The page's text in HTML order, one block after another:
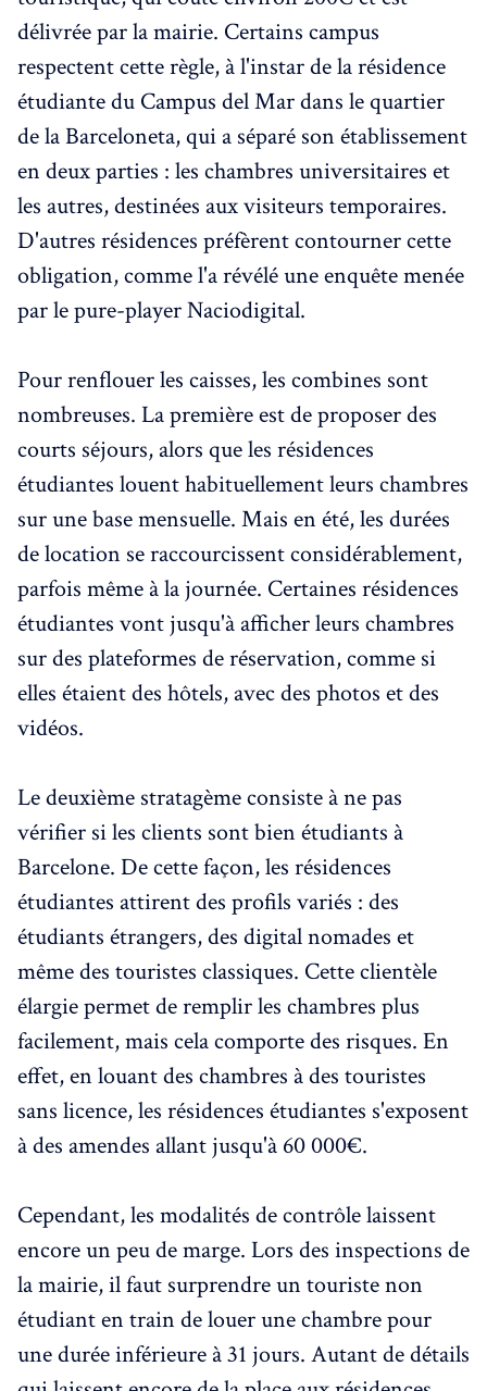
délivrée par la mairie. Certains campus
respectent cette règle, à l'instar de la résidence
étudiante du Campus del Mar dans le quartier
de la Barceloneta, qui a séparé son établissement
en deux parties : les chambres universitaires et
les autres, destinées aux visiteurs temporaires.
D'autres résidences préfèrent contourner cette
obligation, comme l'a révélé une enquête menée
par le pure-player Naciodigital.
Pour renflouer les caisses, les combines sont
nombreuses. La première est de proposer des
courts séjours, alors que les résidences
étudiantes louent habituellement leurs chambres
sur une base mensuelle. Mais en été, les durées
de location se raccourcissent considérablement,
parfois même à la journée. Certaines résidences
étudiantes vont jusqu'à afficher leurs chambres
sur des plateformes de réservation, comme si
elles étaient des hôtels, avec des photos et des
vidéos.
Le deuxième stratagème consiste à ne pas
vérifier si les clients sont bien étudiants à
Barcelone. De cette façon, les résidences
étudiantes attirent des profils variés : des
étudiants étrangers, des digital nomades et
même des touristes classiques. Cette clientèle
élargie permet de remplir les chambres plus
facilement, mais cela comporte des risques. En
effet, en louant des chambres à des touristes
sans licence, les résidences étudiantes s'exposent
à des amendes allant jusqu'à 60 000€.
Cependant, les modalités de contrôle laissent
encore un peu de marge. Lors des inspections de
la mairie, il faut surprendre un touriste non
étudiant en train de louer une chambre pour
une durée inférieure à 31 jours. Autant de détails